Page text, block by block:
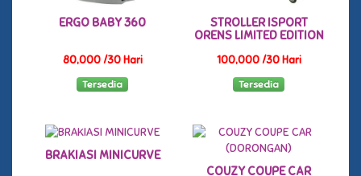
ERGO BABY 360
80,000 /30 Hari
Tersedia
STROLLER ISPORT
ORENS LIMITED EDITION
100,000 /30 Hari
Tersedia
BRAKIASI MINICURVE
COUZY COUPE CAR